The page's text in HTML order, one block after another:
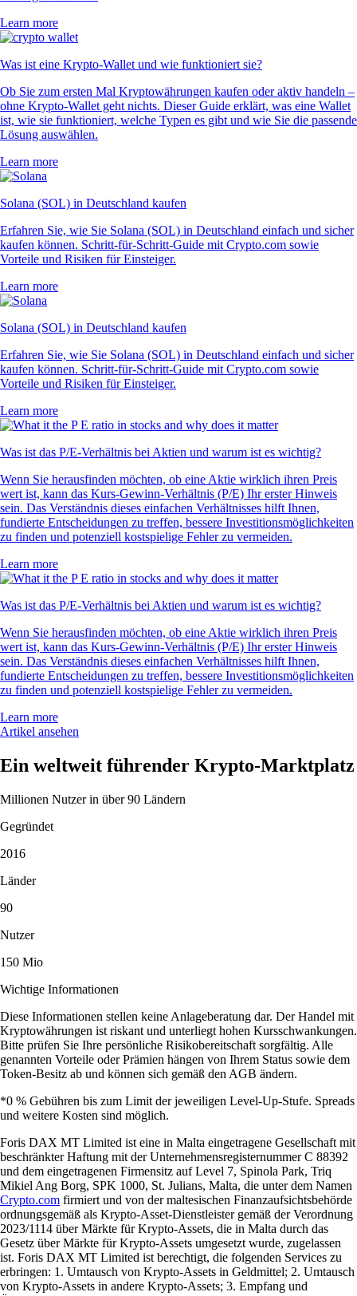
Learn more
Was ist eine Krypto-Wallet und wie funktioniert sie?
Ob Sie zum ersten Mal Kryptowährungen kaufen oder aktiv handeln –
ohne Krypto-Wallet geht nichts. Dieser Guide erklärt, was eine Wallet
ist, wie sie funktioniert, welche Typen es gibt und wie Sie die passende
Lösung auswählen.
Learn more
Solana (SOL) in Deutschland kaufen
Erfahren Sie, wie Sie Solana (SOL) in Deutschland einfach und sicher
kaufen können. Schritt-für-Schritt-Guide mit Crypto.com sowie
Vorteile und Risiken für Einsteiger.
Learn more
Solana (SOL) in Deutschland kaufen
Erfahren Sie, wie Sie Solana (SOL) in Deutschland einfach und sicher
kaufen können. Schritt-für-Schritt-Guide mit Crypto.com sowie
Vorteile und Risiken für Einsteiger.
Learn more
Was ist das P/E-Verhältnis bei Aktien und warum ist es wichtig?
Wenn Sie herausfinden möchten, ob eine Aktie wirklich ihren Preis
wert ist, kann das Kurs-Gewinn-Verhältnis (P/E) Ihr erster Hinweis
sein. Das Verständnis dieses einfachen Verhältnisses hilft Ihnen,
fundierte Entscheidungen zu treffen, bessere Investitionsmöglichkeiten
zu finden und potenziell kostspielige Fehler zu vermeiden.
Learn more
Was ist das P/E-Verhältnis bei Aktien und warum ist es wichtig?
Wenn Sie herausfinden möchten, ob eine Aktie wirklich ihren Preis
wert ist, kann das Kurs-Gewinn-Verhältnis (P/E) Ihr erster Hinweis
sein. Das Verständnis dieses einfachen Verhältnisses hilft Ihnen,
fundierte Entscheidungen zu treffen, bessere Investitionsmöglichkeiten
zu finden und potenziell kostspielige Fehler zu vermeiden.
Learn more
Artikel ansehen
Ein weltweit führender Krypto-Marktplatz
Millionen Nutzer in über 90 Ländern
Gegründet
2016
Länder
90
Nutzer
150 Mio
Wichtige Informationen
Diese Informationen stellen keine Anlageberatung dar. Der Handel mit
Kryptowährungen ist riskant und unterliegt hohen Kursschwankungen.
Bitte prüfen Sie Ihre persönliche Risikobereitschaft sorgfältig. Alle
genannten Vorteile oder Prämien hängen von Ihrem Status sowie dem
Token-Besitz ab und können sich gemäß den AGB ändern.
*0 % Gebühren bis zum Limit der jeweiligen Level-Up-Stufe. Spreads
und weitere Kosten sind möglich.
Foris DAX MT Limited ist eine in Malta eingetragene Gesellschaft mit
beschränkter Haftung mit der Unternehmensregisternummer C 88392
und dem eingetragenen Firmensitz auf Level 7, Spinola Park, Triq
Mikiel Ang Borg, SPK 1000, St. Julians, Malta, die unter dem Namen
Crypto.com firmiert und von der maltesischen Finanzaufsichtsbehörde
ordnungsgemäß als Krypto-Asset-Dienstleister gemäß der Verordnung
2023/1114 über Märkte für Krypto-Assets, die in Malta durch das
Gesetz über Märkte für Krypto-Assets umgesetzt wurde, zugelassen
ist. Foris DAX MT Limited ist berechtigt, die folgenden Services zu
erbringen: 1. Umtausch von Krypto-Assets in Geldmittel; 2. Umtausch
von Krypto-Assets in andere Krypto-Assets; 3. Empfang und